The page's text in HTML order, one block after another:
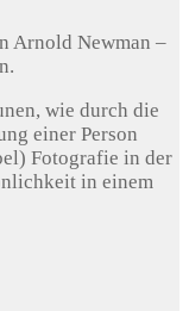
Arnold Newman –
wie durch die
einer Person
Fotografie in der
in einem